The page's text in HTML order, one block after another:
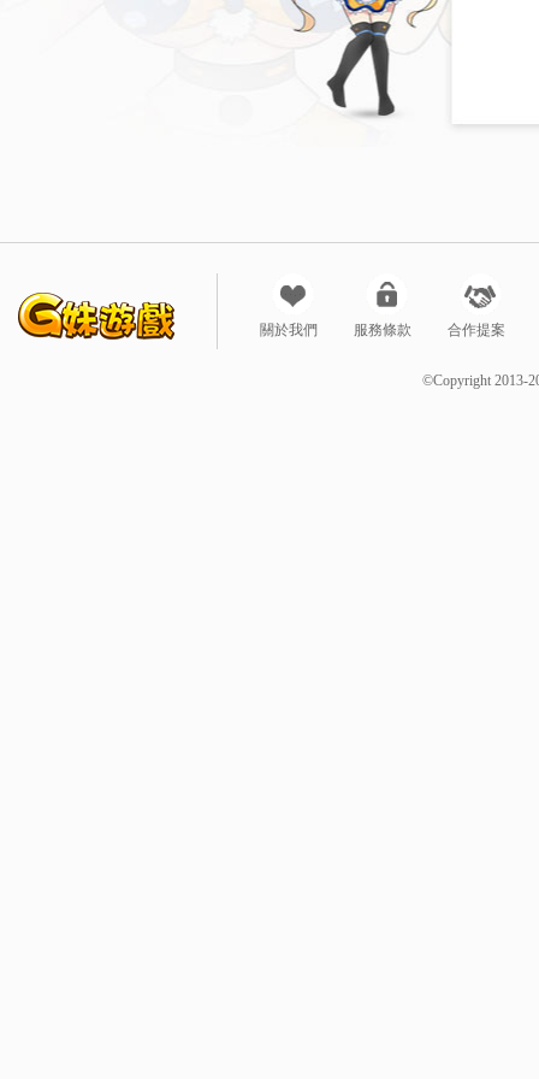
關於我們 服務條款 合作提案
©Copyright 2013-